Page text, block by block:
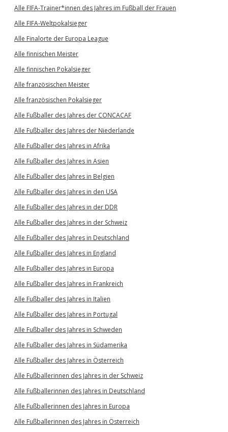
Alle FIFA-Trainer*innen des Jahres im Fußball der Frauen
Alle FIFA-Weltpokalsieger
Alle Finalorte der Europa League
Alle finnischen Meister
Alle finnischen Pokalsieger
Alle französischen Meister
Alle französischen Pokalsieger
Alle Fußballer des Jahres der CONCACAF
Alle Fußballer des Jahres der Niederlande
Alle Fußballer des Jahres in Afrika
Alle Fußballer des Jahres in Asien
Alle Fußballer des Jahres in Belgien
Alle Fußballer des Jahres in den USA
Alle Fußballer des Jahres in der DDR
Alle Fußballer des Jahres in der Schweiz
Alle Fußballer des Jahres in Deutschland
Alle Fußballer des Jahres in England
Alle Fußballer des Jahres in Europa
Alle Fußballer des Jahres in Frankreich
Alle Fußballer des Jahres in Italien
Alle Fußballer des Jahres in Portugal
Alle Fußballer des Jahres in Schweden
Alle Fußballer des Jahres in Südamerika
Alle Fußballer des Jahres in Österreich
Alle Fußballerinnen des Jahres in der Schweiz
Alle Fußballerinnen des Jahres in Deutschland
Alle Fußballerinnen des Jahres in Europa
Alle Fußballerinnen des Jahres in Österreich